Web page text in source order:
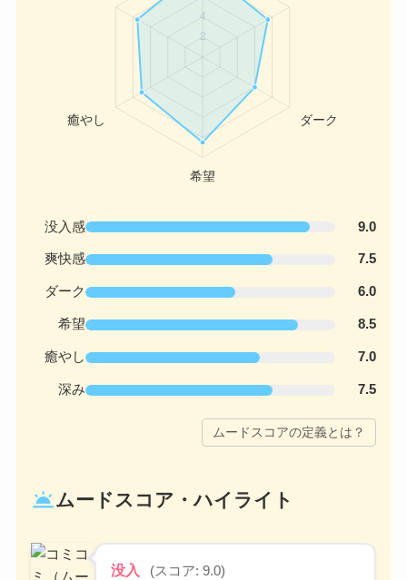
没入感 9.0
爽快感 7.5
ダーク 6.0
希望 8.5
癒やし 7.0
深み 7.5
ムードスコアの定義とは？
wb_twilightムードスコア・ハイライト
没入 (スコア: 9.0)